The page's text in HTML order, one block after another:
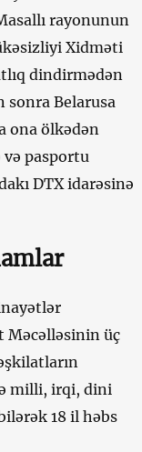
rayonunun
Xidməti
dindirmədən
sonra Belarusa
ona ölkədən
və pasportu
DTX idarəsinə
Məcəlləsinin üç
milli, irqi, dini
18 il həbs